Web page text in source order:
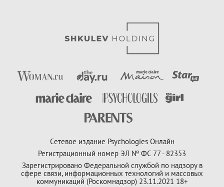
Сетевое издание Psychologies Онлайн
Регистрационный номер ЭЛ № ФС 77 - 82353
Зарегистрировано Федеральной службой по надзору в
сфере связи, информационных технологий и массовых
коммуникаций (Роскомнадзор) 23.11.2021 18+